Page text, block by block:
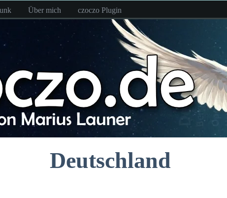
Über mich czoczo Plugin
Deutschland